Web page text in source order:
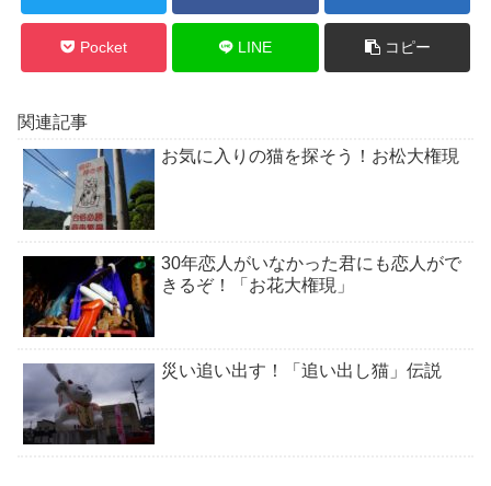
Pocket LINE コピー
関連記事
お気に入りの猫を探そう！お松大権現
30年恋人がいなかった君にも恋人がで
きるぞ！「お花大権現」
災い追い出す！「追い出し猫」伝説